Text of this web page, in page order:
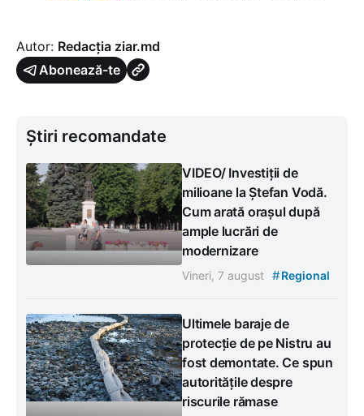
Autor: Redacția ziar.md
Abonează-te
Știri recomandate
VIDEO/ Investiții de
milioane la Ștefan Vodă.
Cum arată orașul după
ample lucrări de
modernizare
Vineri, 7 august #Regional
Ultimele baraje de
protecție de pe Nistru au
fost demontate. Ce spun
autoritățile despre
riscurile rămase